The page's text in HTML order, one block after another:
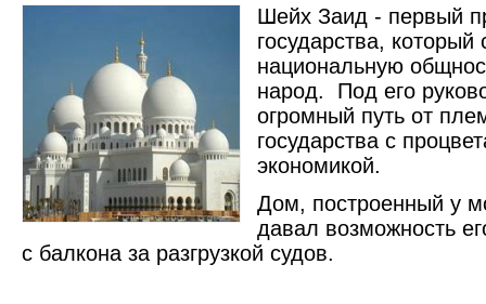
Шейх Заид - первый
государства,
национальную
народ. Под его
огромный путь от
государства с
экономикой.
Дом, построенный у
давал возможность
с балкона за разгрузкой судов.